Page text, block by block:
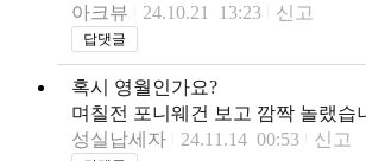
아크뷰
24.10.21 13:23 신고
답댓글
혹시 영월인가요?
며칠전 포니웨건 보고 깜짝 놀랬습
성실납세자
24.11.14 00:53 신고